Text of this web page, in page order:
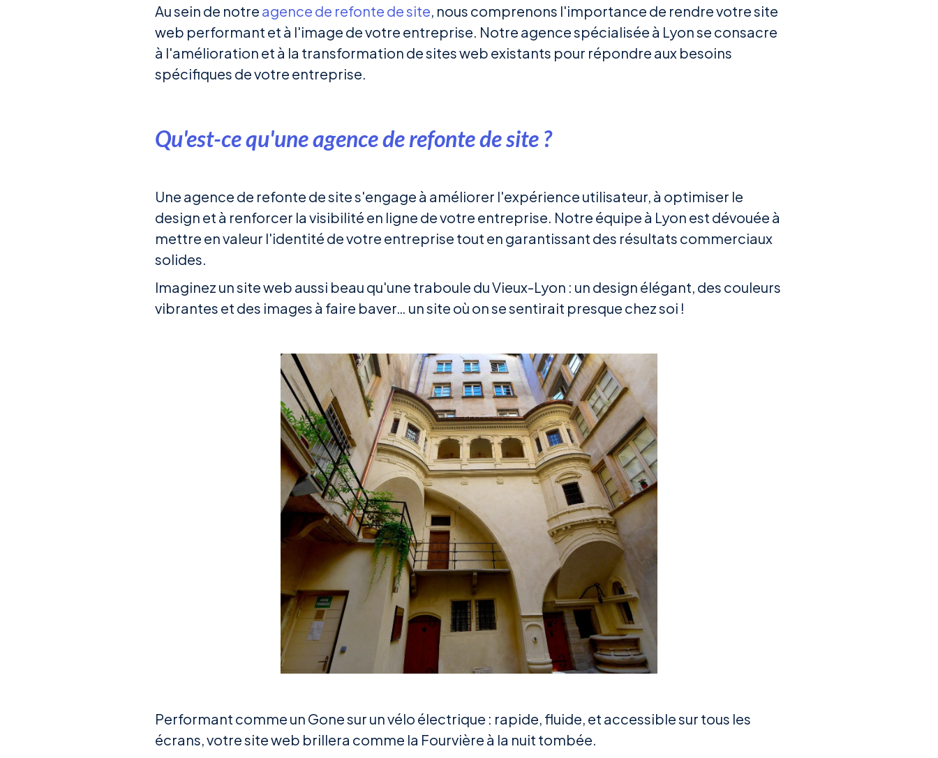
Au sein de notre agence de refonte de site, nous comprenons l'importance de rendre votre site
web performant et à l'image de votre entreprise. Notre agence spécialisée à Lyon se consacre
à l'amélioration et à la transformation de sites web existants pour répondre aux besoins
spécifiques de votre entreprise.
Qu'est-ce qu'une agence de refonte de site ?
Une agence de refonte de site s'engage à améliorer l'expérience utilisateur, à optimiser le
design et à renforcer la visibilité en ligne de votre entreprise. Notre équipe à Lyon est dévouée à
mettre en valeur l'identité de votre entreprise tout en garantissant des résultats commerciaux
solides.
Imaginez un site web aussi beau qu'une traboule du Vieux-Lyon : un design élégant, des couleurs
vibrantes et des images à faire baver… un site où on se sentirait presque chez soi !
Performant comme un Gone sur un vélo électrique : rapide, fluide, et accessible sur tous les
écrans, votre site web brillera comme la Fourvière à la nuit tombée.